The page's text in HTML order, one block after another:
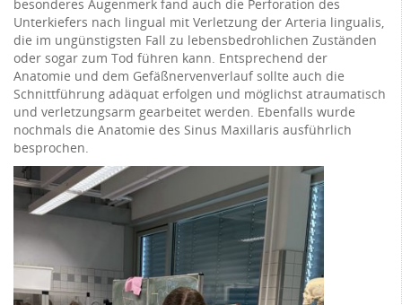
besonderes Augenmerk fand auch die Perforation des
Unterkiefers nach lingual mit Verletzung der Arteria lingualis,
die im ungünstigsten Fall zu lebensbedrohlichen Zuständen
oder sogar zum Tod führen kann. Entsprechend der
Anatomie und dem Gefäßnervenverlauf sollte auch die
Schnittführung adäquat erfolgen und möglichst atraumatisch
und verletzungsarm gearbeitet werden. Ebenfalls wurde
nochmals die Anatomie des Sinus Maxillaris ausführlich
besprochen.